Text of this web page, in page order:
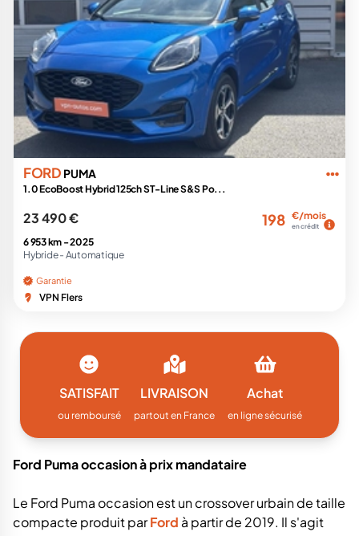
FORD PUMA
1.0 EcoBoost Hybrid 125ch ST-Line S&S Po...
23 490 € 198 €/mois
en crédit
6 953 km -2025
Hybride - Automatique
Garantie
VPN Flers
SATISFAIT
ou remboursé
LIVRAISON
partout en France
Achat
en ligne sécurisé
Ford Puma occasion à prix mandataire
Le Ford Puma occasion est un crossover urbain de taille
compacte produit parFord à partir de 2019. Il s'agit